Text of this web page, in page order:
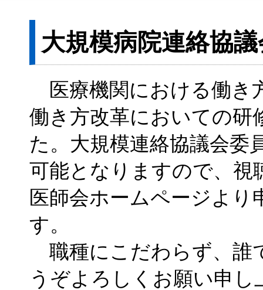
大規模病院連絡協
医療機関における働き
働き方改革においての研
た。大規模連絡協議会委
可能となりますので、視
医師会ホームページよ
す。
職種にこだわらず、誰
うぞよろしくお願い申し